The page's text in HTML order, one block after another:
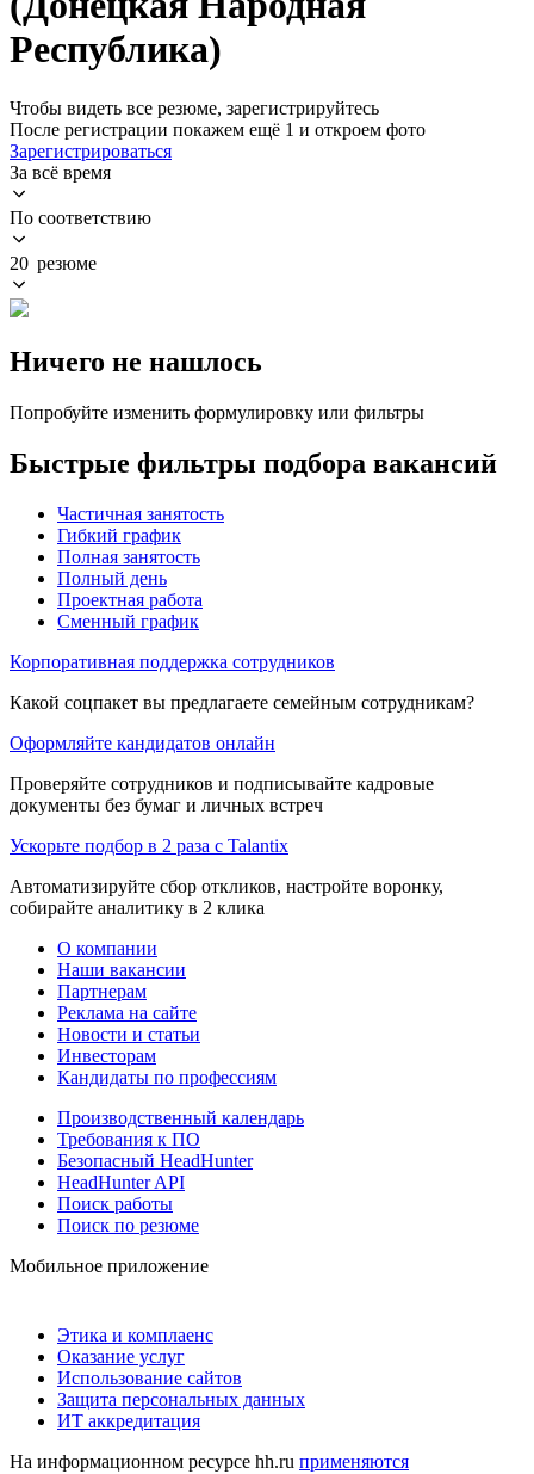
Республика)
Чтобы видеть все резюме, зарегистрируйтесь
После регистрации покажем ещё 1 и откроем фото
Зарегистрироваться
За всё время
По соответствию
20 резюме
Ничего не нашлось
Попробуйте изменить формулировку или фильтры
Быстрые фильтры подбора вакансий
Частичная занятость
Гибкий график
Полная занятость
Полный день
Проектная работа
Сменный график
Корпоративная поддержка сотрудников
Какой соцпакет вы предлагаете семейным сотрудникам?
Оформляйте кандидатов онлайн
Проверяйте сотрудников и подписывайте кадровые
документы без бумаг и личных встреч
Ускорьте подбор в 2 раза с Talantix
Автоматизируйте сбор откликов, настройте воронку,
собирайте аналитику в 2 клика
О компании
Наши вакансии
Партнерам
Реклама на сайте
Новости и статьи
Инвесторам
Кандидаты по профессиям
Производственный календарь
Требования к ПО
Безопасный HeadHunter
HeadHunter API
Поиск работы
Поиск по резюме
Мобильное приложение
Этика и комплаенс
Оказание услуг
Использование сайтов
Защита персональных данных
ИТ аккредитация
На информационном ресурсе hh.ru применяются